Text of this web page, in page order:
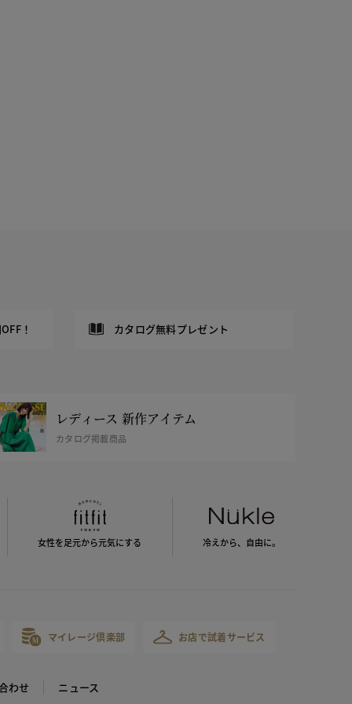
！ カタログ無料プレゼント
レディース 新作アイテム
カタログ掲載商品
女性を足元から元気にする 冷えから、 自由に。
マイレージ倶楽部 お店で試着サービス
わせ ニュース